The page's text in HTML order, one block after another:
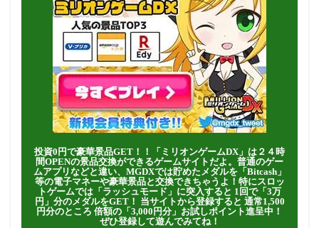
投資0円で豪華景品GET！！「ミリオンゲームDX」は２４時
間OPENの景品交換ができるゲームサイトだよ。普通のゲー
ムアプリなどと違い、MGDXでは貯めたメダルを「Bitcash」
等の電子マネーや豪華景品と交換できちゃうよ！特にスロッ
トゲームでは「ラッシュモード」に突入すると 1回で「3万
円」分のメダルをGET！ 当サイトから登録すると 通常1,500
円分のところ 倍額の「3,000円分」お試しポイント進呈中！
ぜひ登録して遊んでみてね！